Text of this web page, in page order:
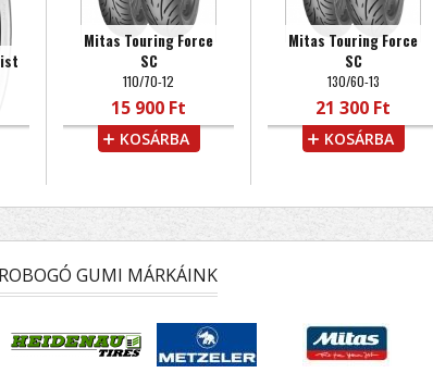
Mitas Touring Force
SC
110/70-12
15 900 Ft
KOSÁRBA
Mitas Touring Force
SC
130/60-13
21 300 Ft
KOSÁRBA
GUMI MÁRKÁINK